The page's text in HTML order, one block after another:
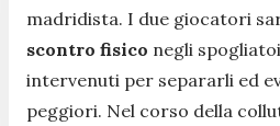
madridista. I due giocatori
scontro fisico negli
intervenuti per separarli ed
peggiori. Nel corso della